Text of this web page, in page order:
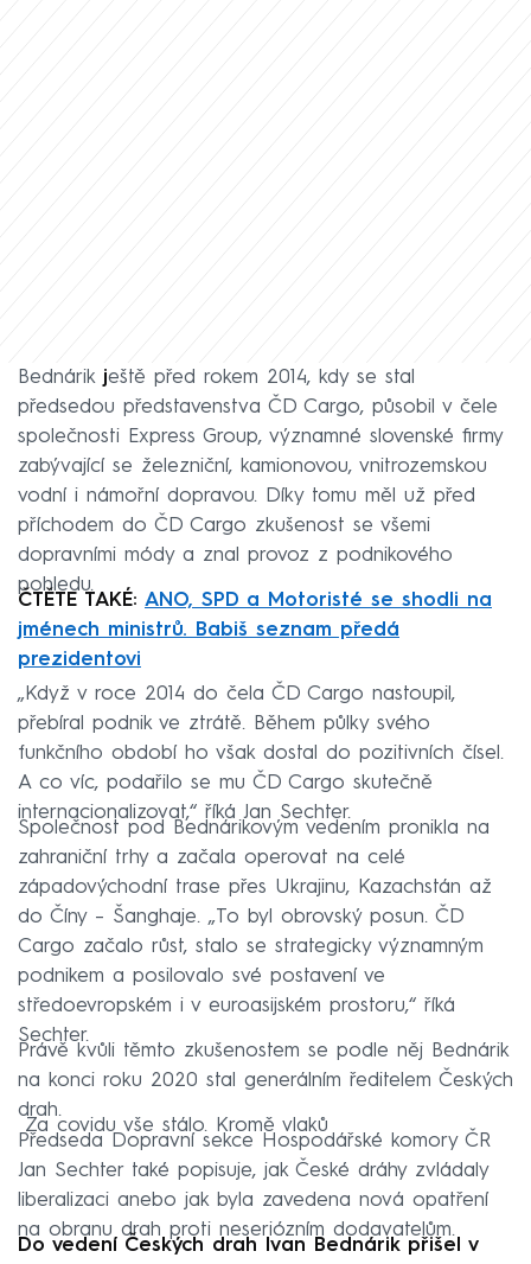
Bednárik ještě před rokem 2014, kdy se stal
předsedou představenstva ČD Cargo, působil v čele
společnosti Express Group, významné slovenské firmy
zabývající se železniční, kamionovou, vnitrozemskou
vodní i námořní dopravou. Díky tomu měl už před
příchodem do ČD Cargo zkušenost se všemi
dopravními módy a znal provoz z podnikového
pohledu.
ČTĚTE TAKÉ: ANO, SPD a Motoristé se shodli na
jménech ministrů. Babiš seznam předá
prezidentovi
„Když v roce 2014 do čela ČD Cargo nastoupil,
přebíral podnik ve ztrátě. Během půlky svého
funkčního období ho však dostal do pozitivních čísel.
A co víc, podařilo se mu ČD Cargo skutečně
internacionalizovat,“ říká Jan Sechter.
Společnost pod Bednárikovým vedením pronikla na
zahraniční trhy a začala operovat na celé
západovýchodní trase přes Ukrajinu, Kazachstán až
do Číny – Šanghaje. „To byl obrovský posun. ČD
Cargo začalo růst, stalo se strategicky významným
podnikem a posilovalo své postavení ve
středoevropském i v euroasijském prostoru,“ říká
Sechter.
Právě kvůli těmto zkušenostem se podle něj Bednárik
na konci roku 2020 stal generálním ředitelem Českých
drah.
Za covidu vše stálo. Kromě vlaků
Předseda Dopravní sekce Hospodářské komory ČR
Jan Sechter také popisuje, jak České dráhy zvládaly
liberalizaci anebo jak byla zavedena nová opatření
na obranu drah proti neseriózním dodavatelům.
Do vedení Českých drah Ivan Bednárik přišel v